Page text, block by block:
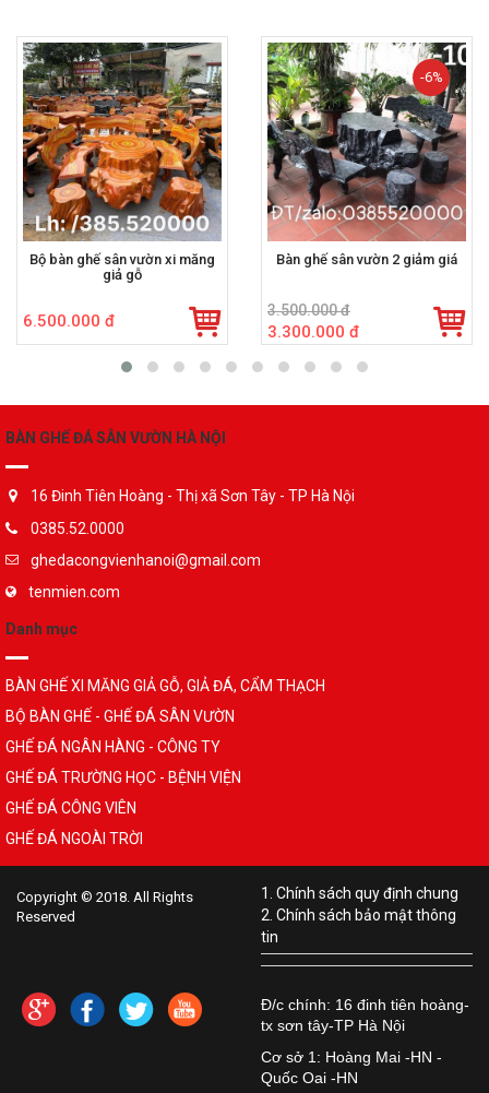
Bộ bàn ghế sân vườn xi măng
giả gỗ
6.500.000 đ
-6%
Bàn ghế sân vườn 2 giảm giá
3.500.000 đ
3.300.000 đ
BÀN GHẾ ĐÁ SÂN VƯỜN HÀ NỘI
16 Đinh Tiên Hoàng - Thị xã Sơn Tây - TP Hà Nội
0385.52.0000
ghedacongvienhanoi@gmail.com
tenmien.com
Danh mục
BÀN GHẾ XI MĂNG GIẢ GỖ, GIẢ ĐÁ, CẨM THẠCH
BỘ BÀN GHẾ - GHẾ ĐÁ SÂN VƯỜN
GHẾ ĐÁ NGÂN HÀNG - CÔNG TY
GHẾ ĐÁ TRƯỜNG HỌC - BỆNH VIỆN
GHẾ ĐÁ CÔNG VIÊN
GHẾ ĐÁ NGOÀI TRỜI
Copyright © 2018. All Rights
Reserved
1. Chính sách quy định chung
2. Chính sách bảo mật thông
tin
Đ/c chính: 16 đinh tiên hoàng-
tx sơn tây-TP Hà Nội
Cơ sở 1: Hoàng Mai -HN -
Quốc Oai -HN